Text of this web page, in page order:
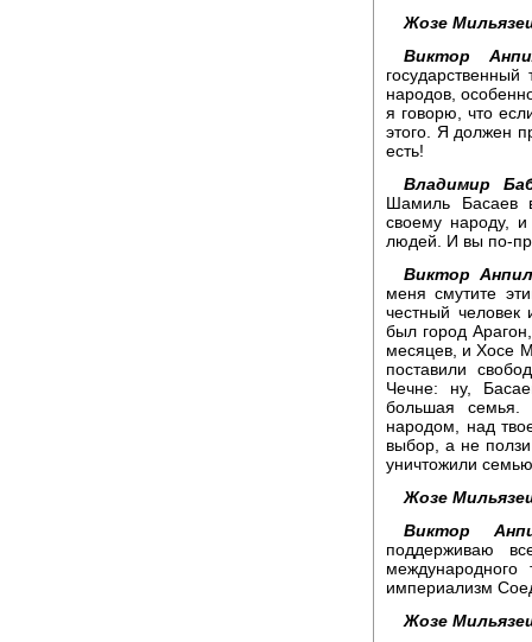
Жозе
Виктор
народов,
я говорю, что
этого. Я должен
есть!
Владимир
Шамиль Басаев
своему народу,
людей. И вы по-
Виктор
меня смутите
честный
был город
месяцев, и Хосе
поставили
Чечне: ну,
большая семья.
народом, над
выбор, а не
уничтожили
Жозе
Виктор
поддерживаю
империализм
Жозе